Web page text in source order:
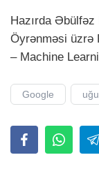
Hazırda Əbülfəz
Öyrənməsi üzrə
– Machine
Google